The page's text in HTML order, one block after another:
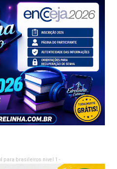
para brasileiros nivel 1 -